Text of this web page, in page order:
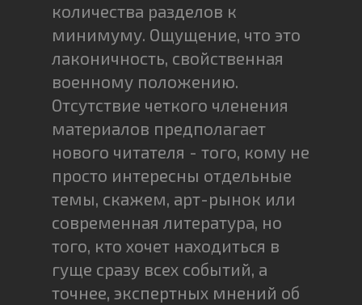
количества разделов к
минимуму. Ощущение, что это
лаконичность, свойственная
военному положению.
Отсутствие четкого членения
материалов предполагает
нового читателя - того, кому не
просто интересны отдельные
темы, скажем, арт-рынок или
современная литература, но
того, кто хочет находиться в
гуще сразу всех событий, а
точнее, экспертных мнений об